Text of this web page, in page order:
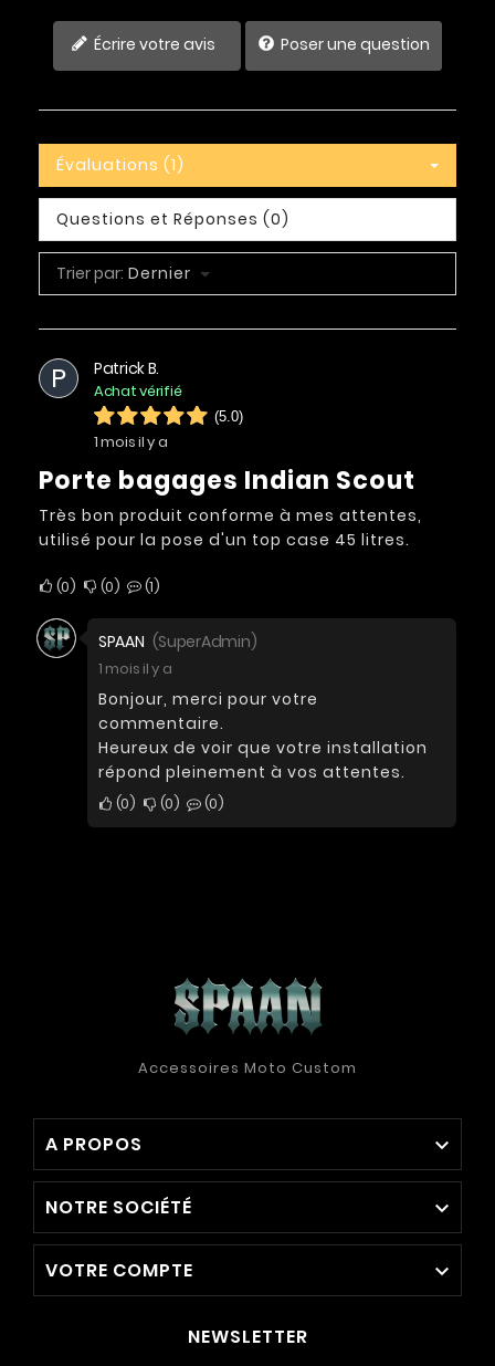
Écrire votre avis Poser une question
Évaluations (1)
Questions et Réponses (0)
Trier par: Dernier
P Patrick B.
Achat vérifié
(5.0)
1 mois il y a
Porte bagages Indian Scout
Très bon produit conforme à mes attentes,
utilisé pour la pose d'un top case 45 litres.
0 0 1
SPAAN (SuperAdmin)
1 mois il y a
Bonjour, merci pour votre
commentaire.
Heureux de voir que votre installation
répond pleinement à vos attentes.
0 0 0
Accessoires Moto Custom
A PROPOS 
NOTRE SOCIÉTÉ 
VOTRE COMPTE 
NEWSLETTER